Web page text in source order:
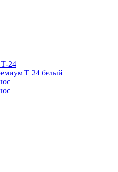
24
Т-24 белый